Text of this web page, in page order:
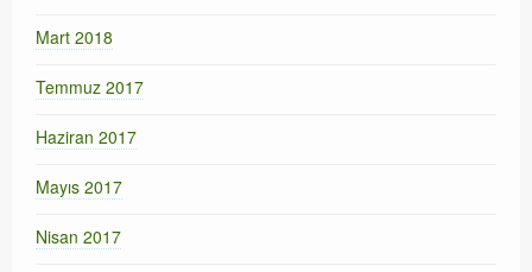
Mart 2018
Temmuz 2017
Haziran 2017
Mayıs 2017
Nisan 2017